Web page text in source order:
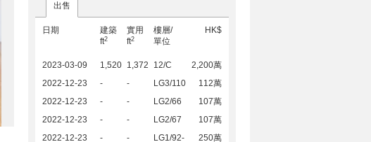
出售
日期
建築
ft2
實用
ft2
樓層/
單位
HK$
2023-03-09 1,520 1,372 12/C
2,200萬
2022-12-23
- - LG3/110
112萬
2022-12-23
- - LG2/66
107萬
2022-12-23
- - LG2/67
107萬
2022-12-23
- - LG1/92- 250萬